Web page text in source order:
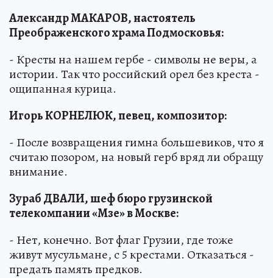
Александр МАКАРОВ, настоятель
Преображенского храма Подмосковья:
- Кресты на нашем гербе - символы не веры, а
истории. Так что российский орел без креста -
ощипанная курица.
Игорь КОРНЕЛЮК, певец, композитор:
- После возвращения гимна большевиков, что я
считаю позором, на новый герб вряд ли обращу
внимание.
Зураб ДВАЛИ, шеф бюро грузинской
телекомпании «Мзе» в Москве:
- Нет, конечно. Вот флаг Грузии, где тоже
живут мусульмане, с 5 крестами. Отказаться -
предать память предков.